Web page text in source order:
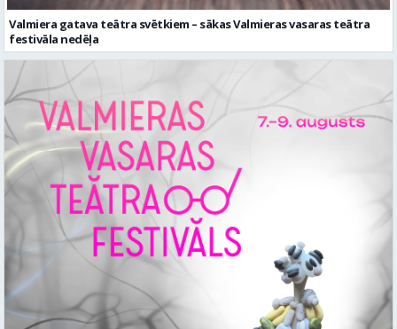
Valmiera gatava teātra svētkiem – sākas Valmieras vasaras teātra
festivāla nedēļa